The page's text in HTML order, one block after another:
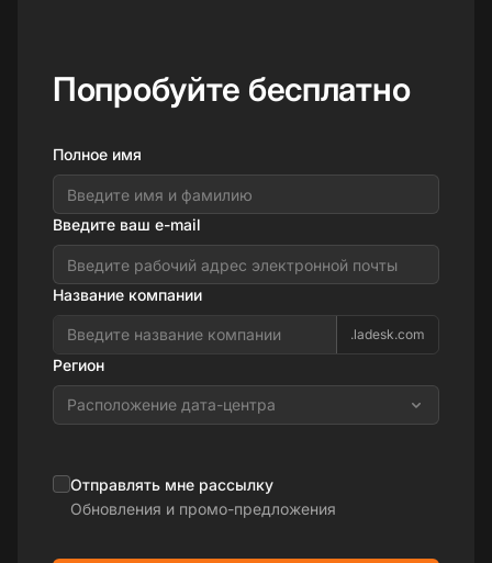
Попробуйте бесплатно
Полное имя
Введите ваш e-mail
Название компании
.ladesk.com
Регион
Расположение дата-центра
Отправлять мне рассылку
Обновления и промо-предложения